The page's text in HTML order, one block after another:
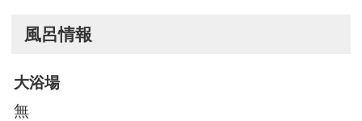
風呂情報
大浴場
無